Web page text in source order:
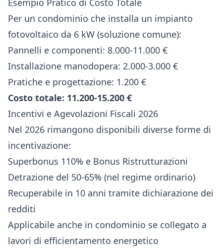
Esempio Pratico di Costo Totale
Per un condominio che installa un impianto
fotovoltaico da 6 kW (soluzione comune):
Pannelli e componenti: 8.000-11.000 €
Installazione manodopera: 2.000-3.000 €
Pratiche e progettazione: 1.200 €
Costo totale: 11.200-15.200 €
Incentivi e Agevolazioni Fiscali 2026
Nel 2026 rimangono disponibili diverse forme di
incentivazione:
Superbonus 110% e Bonus Ristrutturazioni
Detrazione del 50-65% (nel regime ordinario)
Recuperabile in 10 anni tramite dichiarazione dei
redditi
Applicabile anche in condominio se collegato a
lavori di efficientamento energetico